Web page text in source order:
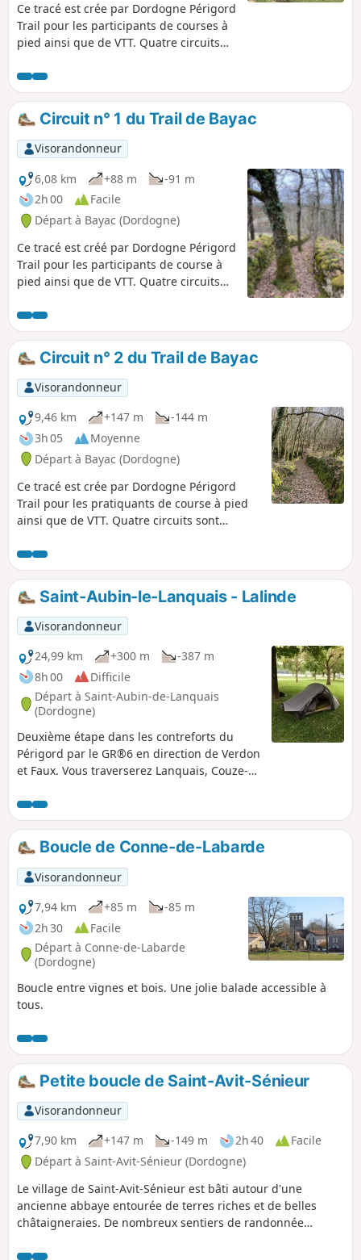
Ce tracé est crée par Dordogne Périgord
Trail pour les participants de courses à
pied ainsi que de VTT. Quatre circuits
tracé permet de réaliser le circuit n°3 de
16 km et en cours de route, une boucle
supplémentaire de 4 km amène à
parcourir le circuit n°4 de 20 km.
Circuit n° 1 du Trail de Bayac
Visorandonneur
6,08 km
+88 m
-91 m
2h 00
Facile
Départ à Bayac (Dordogne)
Ce tracé est créé par Dordogne Périgord
Trail pour les participants de course à
pied ainsi que de VTT. Quatre circuits
circuit n°1 permet une mise en jambe
pour les débutants avec la découverte
du majestueux Château de Bannes.
Circuit n° 2 du Trail de Bayac
Visorandonneur
9,46 km
+147 m
-144 m
3h 05
Moyenne
Départ à Bayac (Dordogne)
Ce tracé est crée par Dordogne Périgord
Trail pour les pratiquants de course à pied
ainsi que de VTT. Quatre circuits sont
permet une jolie randonnée mais nécessite
une bonne condition physique.
Saint-Aubin-le-Lanquais - Lalinde
Visorandonneur
24,99 km
+300 m
-387 m
8h 00
Difficile
Départ à Saint-Aubin-de-Lanquais
(Dordogne)
Deuxième étape dans les contreforts du
Périgord par le GR®6 en direction de Verdon
et Faux. Vous traverserez Lanquais, Couze-
déclassé.
Boucle de Conne-de-Labarde
Visorandonneur
7,94 km
+85 m
-85 m
2h 30
Facile
Départ à Conne-de-Labarde
(Dordogne)
Boucle entre vignes et bois. Une jolie balade accessible à
tous.
Petite boucle de Saint-Avit-Sénieur
Visorandonneur
7,90 km
+147 m -149 m 2h 40
Facile
Départ à Saint-Avit-Sénieur (Dordogne)
Le village de Saint-Avit-Sénieur est bâti autour d'une
ancienne abbaye entourée de terres riches et de belles
châtaigneraies. De nombreux sentiers de randonnée
s'inspire de l'un d'eux, mais un peu raccourcie. Ainsi elle